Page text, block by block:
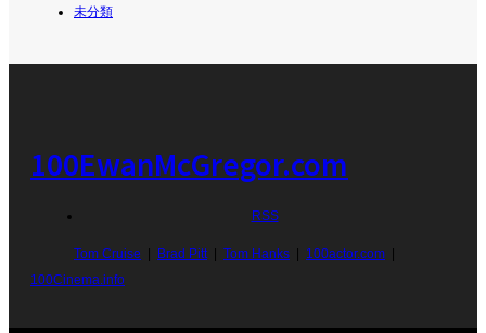
未分類
100EwanMcGregor.com
RSS
Tom Cruise Brad Pitt Tom Hanks
100actor.com
100Cinema.info